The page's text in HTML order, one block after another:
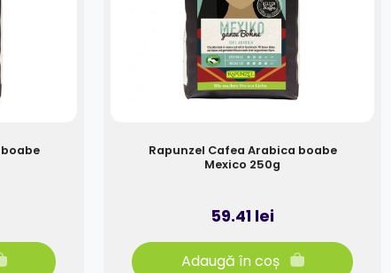
Rapunzel Cafea Arabica boabe
Mexico 250g
59.41 lei
Adaugă în coș